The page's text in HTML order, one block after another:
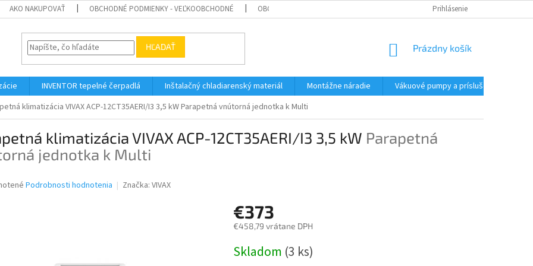
AKO NAKUPOVAŤ OBCHODNÉ PODMIENKY - VEĽKOOBCHODNÉ OBCHODNÉ PODMIENKY - MALOOBCHODNÉ PODMIENKY OCHRANY
Prihlásenie
HĽADAŤ
NÁKUPNÝ
Prázdny košík
INVENTOR tepelné čerpadlá Inštalačný chladiarenský materiál Montážne náradie Vákuové pumpy a príslušenstvo
klimatizácia VIVAX ACP-12CT35AERI/I3 3,5 kWParapetná vnútorná jednotka k Multi
klimatizácia VIVAX ACP-12CT35AERI/I3 3,5 kW Parapetná
jednotka k Multi
Podrobnosti hodnotenia Značka: VIVAX
€373
€458,79 vrátane DPH
cena:
Skladom (3 ks)